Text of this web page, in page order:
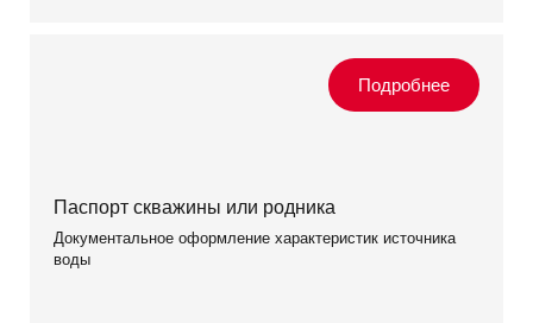
Паспорт скважины или родника
Документальное оформление характеристик источника
воды